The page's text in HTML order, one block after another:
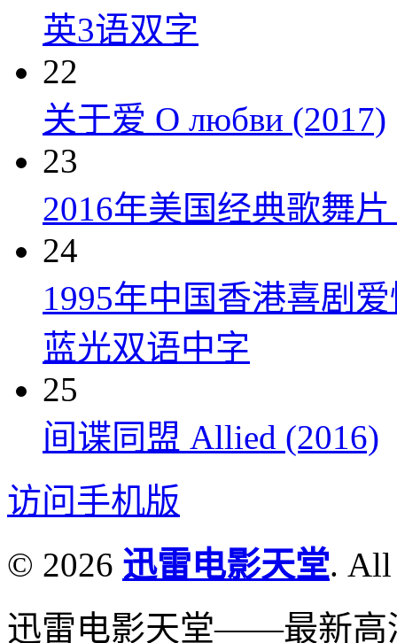
英3语双字
22
关于爱 О любви (2017)
23
2016年美国经典歌舞
24
1995年中国香港喜剧
蓝光双语中字
25
间谍同盟 Allied (2016)
访问手机版
© 2026 迅雷电影天堂. All
迅雷电影天堂——最新高